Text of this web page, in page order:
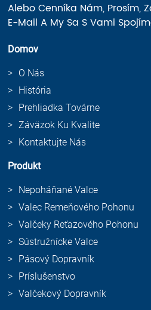
Alebo Cenníka Nám, Prosím,
E-Mail A My Sa S Vami
Domov
O Nás
História
Prehliadka Továrne
Záväzok Ku Kvalite
Kontaktujte Nás
Produkt
Nepoháňané Valce
Valec Remeňového Pohonu
Valčeky Reťazového Pohonu
Sústružnícke Valce
Pásový Dopravník
Príslušenstvo
Valčekový Dopravník